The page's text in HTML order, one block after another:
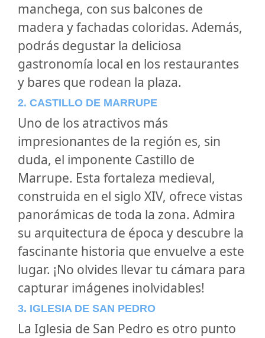
manchega, con sus balcones de
madera y fachadas coloridas. Además,
podrás degustar la deliciosa
gastronomía local en los restaurantes
y bares que rodean la plaza.
2. CASTILLO DE MARRUPE
Uno de los atractivos más
impresionantes de la región es, sin
duda, el imponente Castillo de
Marrupe. Esta fortaleza medieval,
construida en el siglo XIV, ofrece vistas
panorámicas de toda la zona. Admira
su arquitectura de época y descubre la
fascinante historia que envuelve a este
lugar. ¡No olvides llevar tu cámara para
capturar imágenes inolvidables!
3. IGLESIA DE SAN PEDRO
La Iglesia de San Pedro es otro punto